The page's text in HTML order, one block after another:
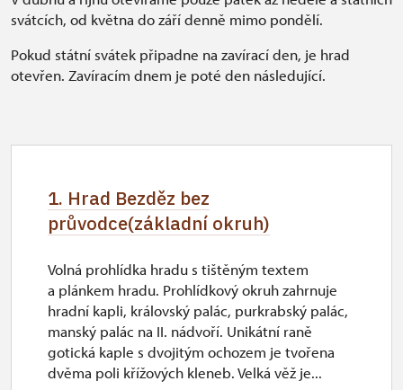
svátcích, od května do září denně mimo pondělí.
Pokud státní svátek připadne na zavírací den, je hrad
otevřen. Zavíracím dnem je poté den následující.
1. Hrad Bezděz bez
průvodce(základní okruh)
Volná prohlídka hradu s tištěným textem
a plánkem hradu. Prohlídkový okruh zahrnuje
hradní kapli, královský palác, purkrabský palác,
manský palác na II. nádvoří. Unikátní raně
gotická kaple s dvojitým ochozem je tvořena
dvěma poli křížových kleneb. Velká věž je...